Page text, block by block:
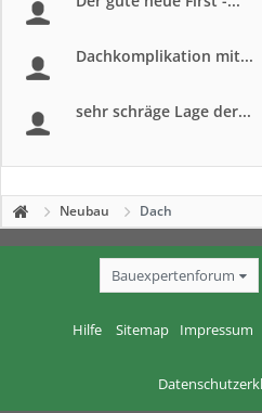
Dachkomplikation mit...
sehr schräge Lage der...
Neubau Dach
Bauexpertenforum
Hilfe Sitemap Impressum